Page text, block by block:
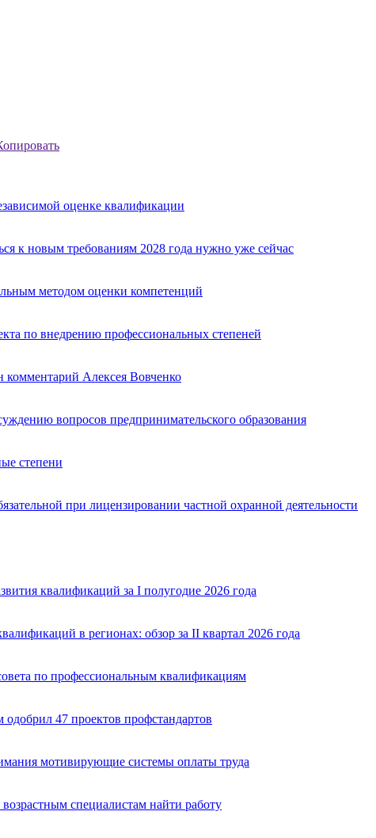
оценке квалификации
к новым требованиям 2028 года нужно уже сейчас
методом оценки компетенций
по внедрению профессиональных степеней
комментарий Алексея Вовченко
вопросов предпринимательского образования
степени
при лицензировании частной охранной деятельности
квалификаций за I полугодие 2026 года
в регионах: обзор за II квартал 2026 года
по профессиональным квалификациям
47 проектов профстандартов
мотивирующие системы оплаты труда
специалистам найти работу